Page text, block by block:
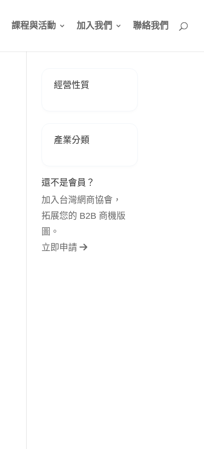
課程與活動 加入我們 聯絡我們
經營性質
產業分類
還不是會員？
加入台灣網商協會，
拓展您的 B2B 商機版
圖。
立即申請